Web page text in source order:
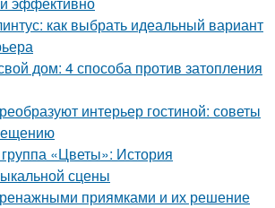
как выбрать идеальный вариант
дом: 4 способа против затопления
интерьер гостиной: советы
«Цветы»: История
сцены
приямками и их решение